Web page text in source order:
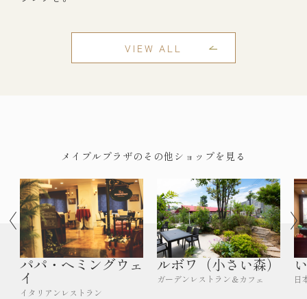
VIEW ALL
メイプルプラザのその他ショップを見る
パパ・ヘミングウェ
イ
イタリアンレストラン
ルボワ（小さい森）
ガーデンレストラン＆カフェ 日